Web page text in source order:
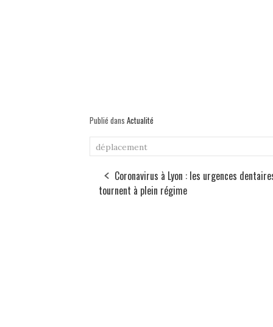
Publié dans Actualité
déplacement
Coronavirus à Lyon : les urgences
tournent à plein régime